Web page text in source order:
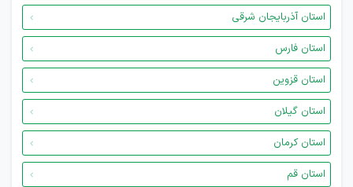
استان آذربایجان شرقی
استان فارس
استان قزوین
استان گیلان
استان کرمان
استان قم